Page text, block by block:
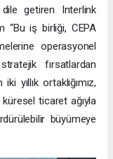
getiren Interlink
“Bu iş birliği, CEPA
operasyonel
fırsatlardan
yıllık ortaklığımız,
küresel ticaret ağıyla
büyümeye